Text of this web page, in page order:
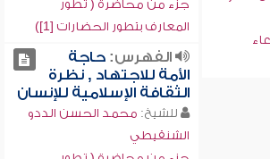
جزء من محاضرة ( تطور
المعارف بتطور الحضارات [1])
الفهرس:حاجة
الأمة للاجتهاد , نظرة
الثقافة الإسلامية للإنسان
للشيخ: محمد الحسن الددو
الشنقيطي